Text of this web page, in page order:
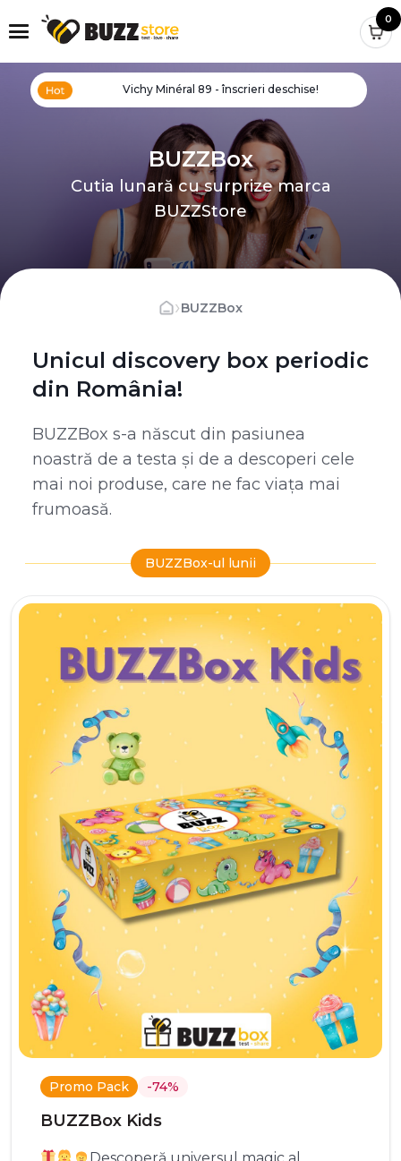
0
Vichy Minéral 89 - înscrieri deschise!
BUZZBox
Cutia lunară cu surprize marca
BUZZStore
›BUZZBox
Unicul discovery box periodic
din România!
BUZZBox s-a născut din pasiunea
noastră de a testa și de a descoperi cele
mai noi produse, care ne fac viața mai
frumoasă.
BUZZBox-ul lunii
Promo Pack -74%
BUZZBox Kids
Descoperă universul magic al